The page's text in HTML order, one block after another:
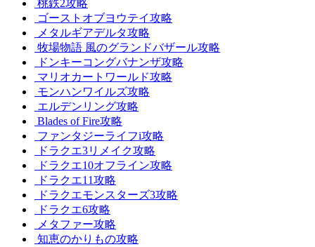
桃鉄2攻略
ゴーストオブヨウテイ攻略
メタルギアデルタ攻略
牧場物語 風のグランドバザール攻略
ドンキーコングバナンザ攻略
マリオカートワールド攻略
モンハンワイルズ攻略
エルデンリング攻略
Blades of Fire攻略
ファンタジーライフi攻略
ドラクエ3リメイク攻略
ドラクエ10オフライン攻略
ドラクエ11攻略
ドラクエモンスターズ3攻略
ドラクエ6攻略
メタファー攻略
知恵のかりもの攻略